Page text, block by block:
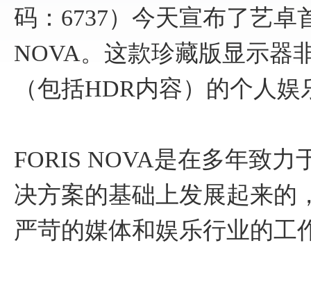
码：6737）今天宣布了艺卓
NOVA。这款珍藏版显示器
（包括HDR内容）的个人
FORIS NOVA是在多年致力
决方案的基础上发展起来的
严苛的媒体和娱乐行业的工